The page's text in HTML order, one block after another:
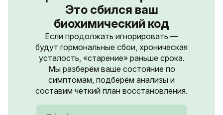
Это сбился ваш
биохимический код
Если продолжать игнорировать —
будут гормональные сбои, хроническая
усталость, «старение» раньше срока.
Мы разберём ваше состояние по
симптомам, подберём анализы и
составим чёткий план восстановления.